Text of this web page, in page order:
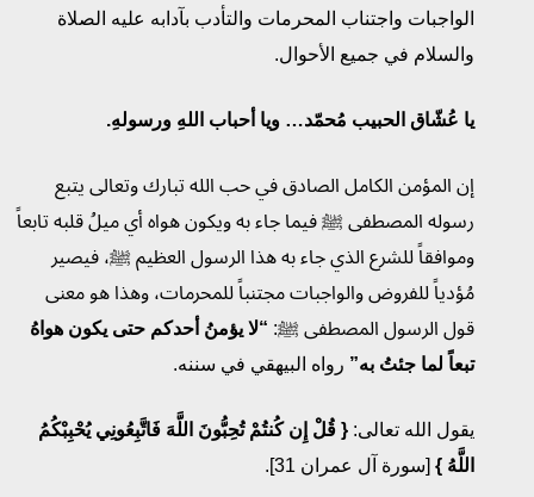
الواجبات واجتناب المحرمات والتأدب بآدابه عليه الصلاة
والسلام في جميع الأحوال.
يا عُشّاق الحبيب مُحمّد… ويا أحباب اللهِ ورسولهِ.
إن المؤمن الكامل الصادق في حب الله تبارك وتعالى يتبع
رسوله المصطفى ﷺ فيما جاء به ويكون هواه أي ميلُ قلبه تابعاً
وموافقاً للشرع الذي جاء به هذا الرسول العظيم ﷺ، فيصير
مُؤدياً للفروض والواجبات مجتنباً للمحرمات، وهذا هو معنى
قول الرسول المصطفى ﷺ: “لا يؤمنُ أحدكم حتى يكون هواهُ
تبعاً لما جئتُ به” رواه البيهقي في سننه.
يقول الله تعالى: { قُلْ إِن كُنتُمْ تُحِبُّونَ اللَّهَ فَاتَّبِعُونِي يُحْبِبْكُمُ
اللَّهُ } [سورة آل عمران 31].